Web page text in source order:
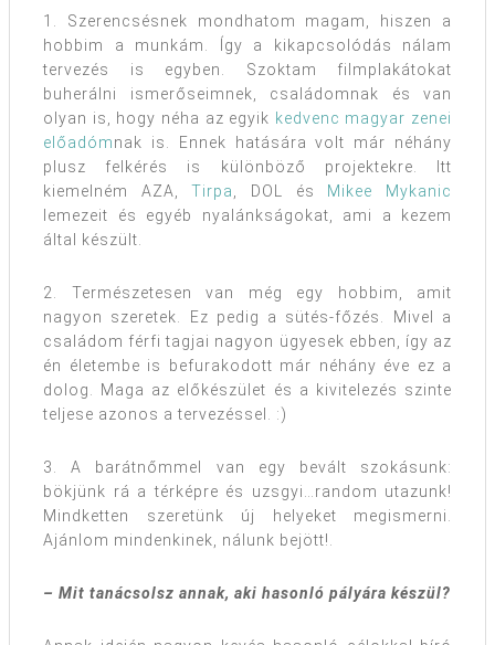
1. Szerencsésnek mondhatom magam, hiszen a
hobbim a munkám. Így a kikapcsolódás nálam
tervezés is egyben. Szoktam filmplakátokat
buherálni ismerőseimnek, családomnak és van
olyan is, hogy néha az egyik kedvenc magyar zenei
előadómnak is. Ennek hatására volt már néhány
plusz felkérés is különböző projektekre. Itt
kiemelném AZA,Tirpa , DOL és
Mikee Mykanic
lemezeit és egyéb nyalánkságokat, ami a kezem
által készült.
2. Természetesen van még egy hobbim, amit
nagyon szeretek. Ez pedig a sütés-főzés. Mivel a
családom férfi tagjai nagyon ügyesek ebben, így az
én életembe is befurakodott már néhány éve ez a
dolog. Maga az előkészület és a kivitelezés szinte
teljese azonos a tervezéssel. :)
3. A barátnőmmel van egy bevált szokásunk:
bökjünk rá a térképre és uzsgyi…random utazunk!
Mindketten szeretünk új helyeket megismerni.
Ajánlom mindenkinek, nálunk bejött!.
– Mit tanácsolsz annak, aki hasonló pályára készül?